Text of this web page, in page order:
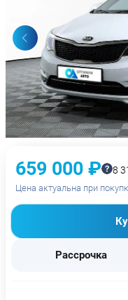
659 000 ₽ 8
Цена актуальна при
Рассрочка